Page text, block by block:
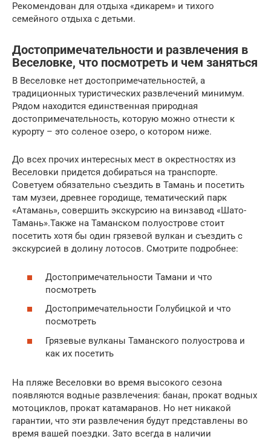
Рекомендован для отдыха «дикарем» и тихого
семейного отдыха с детьми.
Достопримечательности и развлечения в
Веселовке, что посмотреть и чем заняться
В Веселовке нет достопримечательностей, а
традиционных туристических развлечений минимум.
Рядом находится единственная природная
достопримечательность, которую можно отнести к
курорту – это соленое озеро, о котором ниже.
До всех прочих интересных мест в окрестностях из
Веселовки придется добираться на транспорте.
Советуем обязательно съездить в Тамань и посетить
там музеи, древнее городище, тематический парк
«Атамань», совершить экскурсию на винзавод «Шато-
Тамань».Также на Таманском полуострове стоит
посетить хотя бы один грязевой вулкан и съездить с
экскурсией в долину лотосов. Смотрите подробнее:
Достопримечательности Тамани и что
посмотреть
Достопримечательности Голубицкой и что
посмотреть
Грязевые вулканы Таманского полуострова и
как их посетить
На пляже Веселовки во время высокого сезона
появляются водные развлечения: банан, прокат водных
мотоциклов, прокат катамаранов. Но нет никакой
гарантии, что эти развлечения будут представлены во
время вашей поездки. Зато всегда в наличии